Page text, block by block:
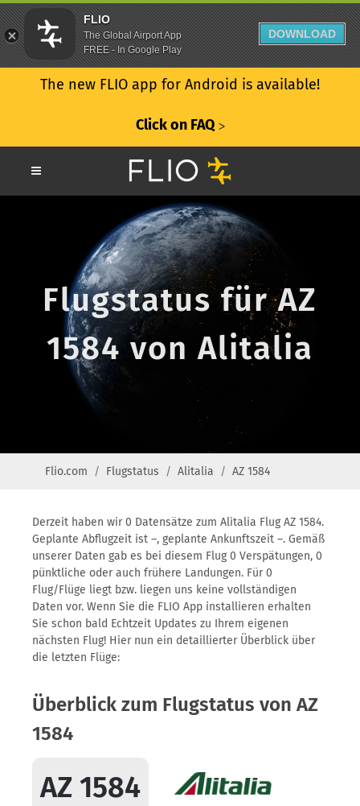
The new FLIO app for Android is available!
Click on FAQ ᐳ
Flugstatus für AZ
1584 von Alitalia
Flio.com Flugstatus Alitalia AZ 1584
Derzeit haben wir 0 Datensätze zum Alitalia Flug AZ 1584.
Geplante Abflugzeit ist –, geplante Ankunftszeit –. Gemäß
unserer Daten gab es bei diesem Flug 0 Verspätungen, 0
pünktliche oder auch frühere Landungen. Für 0
Flug/Flüge liegt bzw. liegen uns keine vollständigen
Daten vor. Wenn Sie die FLIO App installieren erhalten
Sie schon bald Echtzeit Updates zu Ihrem eigenen
nächsten Flug! Hier nun ein detaillierter Überblick über
die letzten Flüge:
Überblick zum Flugstatus von AZ
1584
AZ 1584
FLIO
The Global Airport App
FREE - In Google Play
DOWNLOAD